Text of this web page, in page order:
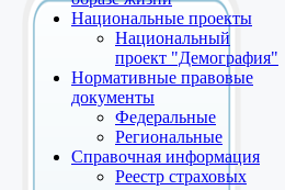
Национальные проекты
Национальный
проект "Демография"
Нормативные правовые
документы
Федеральные
Региональные
Справочная информация
Реестр страховых